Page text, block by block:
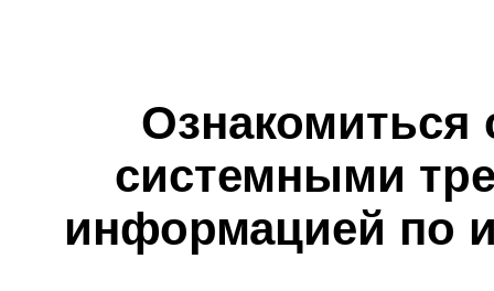
Ознакомиться
системными
информацией по